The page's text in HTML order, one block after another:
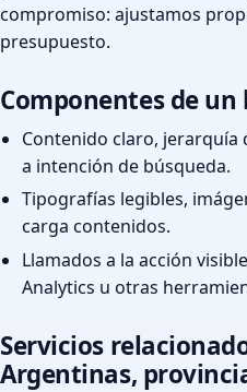
compromiso: ajustamos
presupuesto.
Componentes de
Contenido claro,
a intención de búsqueda.
Tipografías legibles,
carga contenidos.
Llamados a la acción
Analytics u otras
Servicios
Argentinas,